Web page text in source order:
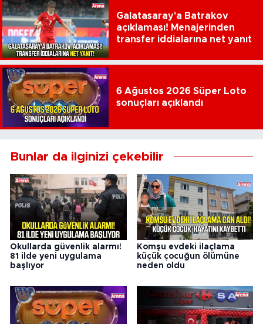
Galatasaray'a Batrakov
açıklaması! Menajerinden
transfer iddialarına net yanıt
6 Ağustos 2026 Süper Loto
sonuçları açıklandı
Bunlar da ilginizi çekebilir
Okullarda güvenlik alarmı!
81 ilde yeni uygulama
başlıyor
Komşu evdeki ilaçlama
küçük çocuğun ölümüne
neden oldu